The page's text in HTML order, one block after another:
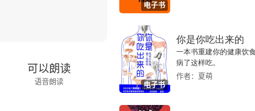
可以朗读
语音朗读
电子书
电子书
你是你吃出来的
一本书重建你的健康饮
病了这样吃。
作者：夏萌